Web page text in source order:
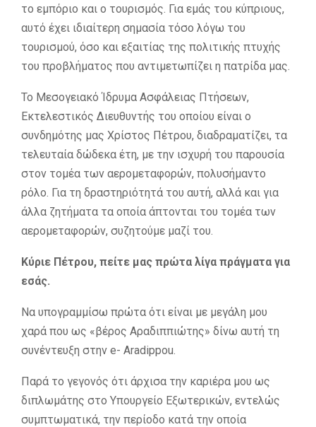
το εμπόριο και ο τουρισμός. Για εμάς του κύπριους,
αυτό έχει ιδιαίτερη σημασία τόσο λόγω του
τουρισμού, όσο και εξαιτίας της πολιτικής πτυχής
του προβλήματος που αντιμετωπίζει η πατρίδα μας.
Το Μεσογειακό Ίδρυμα Ασφάλειας Πτήσεων,
Εκτελεστικός Διευθυντής του οποίου είναι ο
συνδημότης μας Χρίστος Πέτρου, διαδραματίζει, τα
τελευταία δώδεκα έτη, με την ισχυρή του παρουσία
στον τομέα των αερομεταφορών, πολυσήμαντο
ρόλο. Για τη δραστηριότητά του αυτή, αλλά και για
άλλα ζητήματα τα οποία άπτονται του τομέα των
αερομεταφορών, συζητούμε μαζί του.
Κύριε Πέτρου, πείτε μας πρώτα λίγα πράγματα για
εσάς.
Να υπογραμμίσω πρώτα ότι είναι με μεγάλη μου
χαρά που ως «βέρος Αραδιππιώτης» δίνω αυτή τη
συνέντευξη στην e- Aradippou.
Παρά το γεγονός ότι άρχισα την καριέρα μου ως
διπλωμάτης στο Υπουργείο Εξωτερικών, εντελώς
συμπτωματικά, την περίοδο κατά την οποία